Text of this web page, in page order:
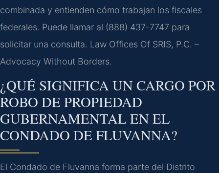
combinada y entienden cómo trabajan los fiscales
federales. Puede llamar al (888) 437-7747 para
solicitar una consulta. Law Offices Of SRIS, P.C. –
Advocacy Without Borders.
¿QUÉ SIGNIFICA UN CARGO POR
ROBO DE PROPIEDAD
GUBERNAMENTAL EN EL
CONDADO DE FLUVANNA?
El Condado de Fluvanna forma parte del Distrito